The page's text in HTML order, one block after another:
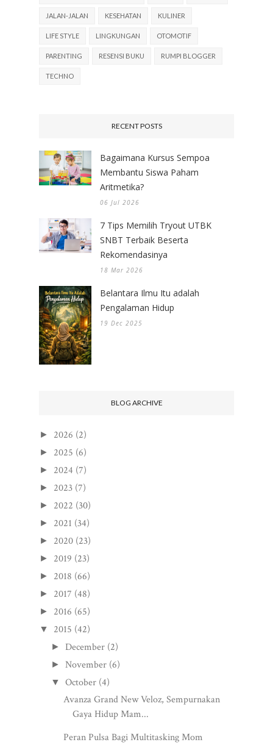
JALAN-JALAN KESEHATAN KULINER
LIFE STYLE LINGKUNGAN OTOMOTIF
PARENTING RESENSI BUKU RUMPI BLOGGER
TECHNO
RECENT POSTS
Bagaimana Kursus Sempoa
Membantu Siswa Paham
Aritmetika?
06 Jul 2026
7 Tips Memilih Tryout UTBK
SNBT Terbaik Beserta
Rekomendasinya
18 Mar 2026
Belantara Ilmu Itu adalah
Pengalaman Hidup
19 Dec 2025
BLOG ARCHIVE
► 2026 (2)
► 2025 (6)
► 2024 (7)
► 2023 (7)
► 2022 (30)
► 2021 (34)
► 2020 (23)
► 2019 (23)
► 2018 (66)
► 2017 (48)
► 2016 (65)
▼ 2015 (42)
► December (2)
►November (6)
▼ October (4)
Avanza Grand New Veloz, Sempurnakan
Gaya Hidup Mam...
Peran Pulsa Bagi Multitasking Mom